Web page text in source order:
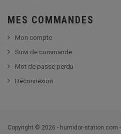
MES COMMANDES
Mon compte
Suivi de commande
Mot de passe perdu
Déconnexion
Copyright © 2026 - humidor-station.com -